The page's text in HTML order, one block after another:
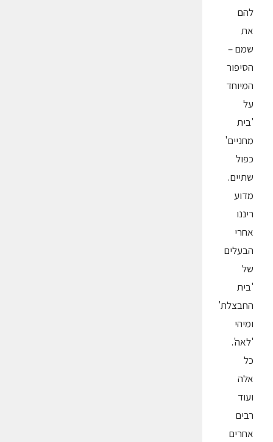
להם
את
שמם –
הסיפור
המיוחד
על
'בית
מחניים'
כפול
שתיים.
מדוע
ריננו
אחרי
הבעלים
של
'בית
החבצלת'
ומיהי
'לאה'.
כל
אלה
ועוד
רבים
אחרים